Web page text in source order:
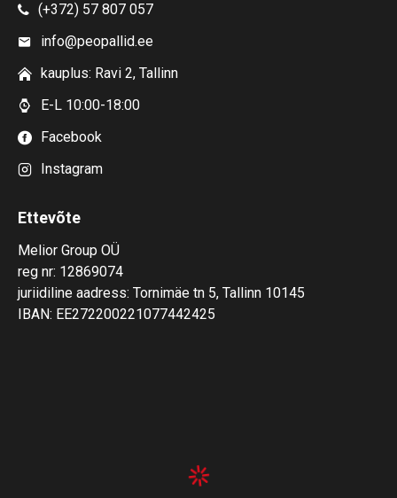
(+372) 57 807 057
info@peopallid.ee
kauplus: Ravi 2, Tallinn
E-L 10:00-18:00
Facebook
Instagram
Ettevõte
Melior Group OÜ
reg nr: 12869074
juriidiline aadress: Tornimäe tn 5, Tallinn 10145
IBAN: EE272200221077442425